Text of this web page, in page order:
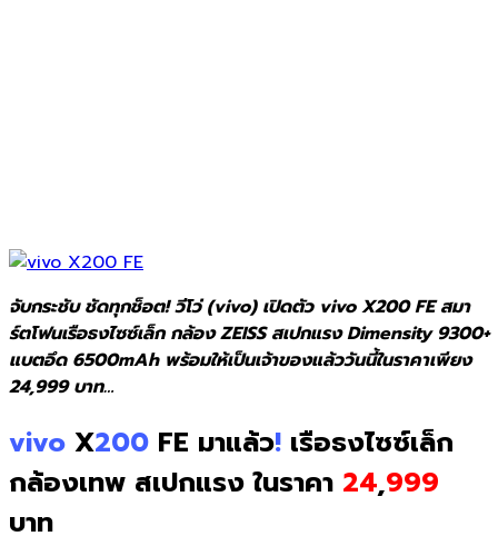
จับกระชับ ชัดทุกช็อต! วีโว่ (vivo) เปิดตัว vivo X200 FE สมา
ร์ตโฟนเรือธงไซซ์เล็ก กล้อง ZEISS สเปกแรง Dimensity 9300+
แบตอึด 6500mAh พร้อมให้เป็นเจ้าของแล้ววันนี้ในราคาเพียง
24,999 บาท…
vivo X200 FE มาแล้ว! เรือธงไซซ์เล็ก
กล้องเทพ สเปกแรง ในราคา 24,999
บาท